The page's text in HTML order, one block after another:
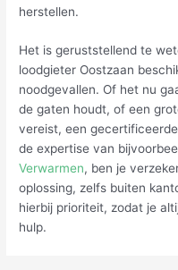
herstellen.
Het is geruststellend te
loodgieter Oostzaan
noodgevallen. Of het nu
de gaten houdt, of een
vereist, een
de expertise van
Verwarmen, ben je
oplossing, zelfs buiten
hierbij prioriteit, zodat je
hulp.